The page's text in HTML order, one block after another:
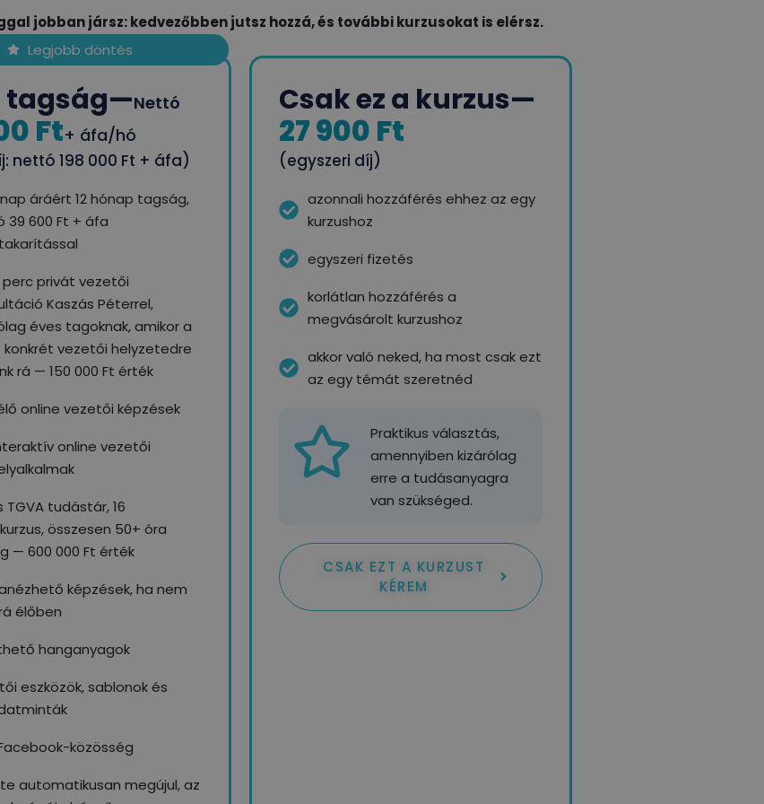
jobban jársz: kedvezőbben jutsz hozzá, és további kurzusokat is elérsz.
tagság—Nettó
Ft+ áfa/hó
nettó 198 000 Ft + áfa)
Legjobb döntés
áráért 12 hónap tagság,
39 600 Ft + áfa
perc privát vezetői
Kaszás Péterrel,
éves tagoknak, amikor a
konkrét vezetői helyzetedre
rá — 150 000 Ft érték
online vezetői képzések
online vezetői
TGVA tudástár, 16
összesen 50+ óra
— 600 000 Ft érték
képzések, ha nem
élőben
hanganyagok
eszközök, sablonok és
közösség
automatikusan megújul, az
Csak ez a kurzus—
27 900 Ft
(egyszeri díj)
azonnali hozzáférés ehhez az egy
kurzushoz
egyszeri fizetés
korlátlan hozzáférés a
megvásárolt kurzushoz
akkor való neked, ha most csak ezt
az egy témát szeretnéd
Praktikus választás,
amennyiben kizárólag
erre a tudásanyagra
van szükséged.
CSAK EZT A KURZUST
KÉREM